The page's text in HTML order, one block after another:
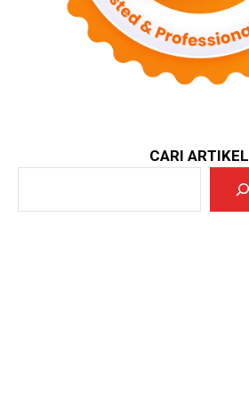
CARI ARTIKEL